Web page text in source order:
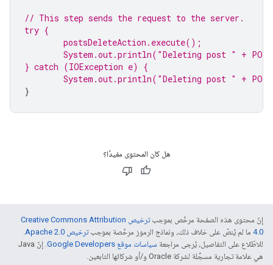
// This step sends the request to the server.
try {
postsDeleteAction.execute();
System.out.println( "Deleting post "
+
} catch (IOException e) {
System.out.println( "Deleting post "
+
}
هل كان المحتوى مفيدًا؟
إنّ محتوى هذه الصفحة مرخّص بموجب
ترخيص Creative Commons Attribution
4.0‏ ما لم يُنصّ على خلاف ذلك، ونماذج الرموز مرخّصة بموجبترخيص Apache 2.0‏
.
للاطّلاع على التفاصيل، يُرجى مراجعة سياسات موقع Google Developers‏
. إنّ Java
هي علامة تجارية مسجَّلة لشركة Oracle و/أو شركائها التابعين.